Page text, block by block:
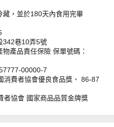
藏，並於180天內食用完畢
342巷10弄5號
產品責任保險 保單號碼：
00000-7
費者協會優良食品獎、 86-87
者協會 國家商品品質金牌獎